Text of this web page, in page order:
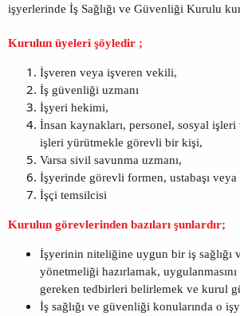
işyerlerinde İş Sağlığı ve Güvenliği Kurulu
Kurulun üyeleri şöyledir ;
İşveren veya işveren vekili,
İş güvenliği uzmanı
İşyeri hekimi,
İnsan kaynakları, personel, sosyal
işleri yürütmekle görevli bir kişi,
Varsa sivil savunma uzmanı,
İşyerinde görevli formen, ustabaşı veya
İşçi temsilcisi
Kurulun görevlerinden bazıları şunlardır;
İşyerinin niteliğine uygun bir iş sağlığı
yönetmeliği hazırlamak, uygulanmasını
gereken tedbirleri belirlemek ve kurul
İş sağlığı ve güvenliği konularında o